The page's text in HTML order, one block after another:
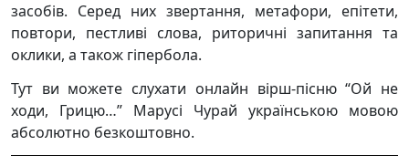
засобів. Серед них звертання, метафори, епітети,
повтори, пестливі слова, риторичні запитання та
оклики, а також гіпербола.
Тут ви можете слухати онлайн вірш-пісню “Ой не
ходи, Грицю…” Марусі Чурай українською мовою
абсолютно безкоштовно.